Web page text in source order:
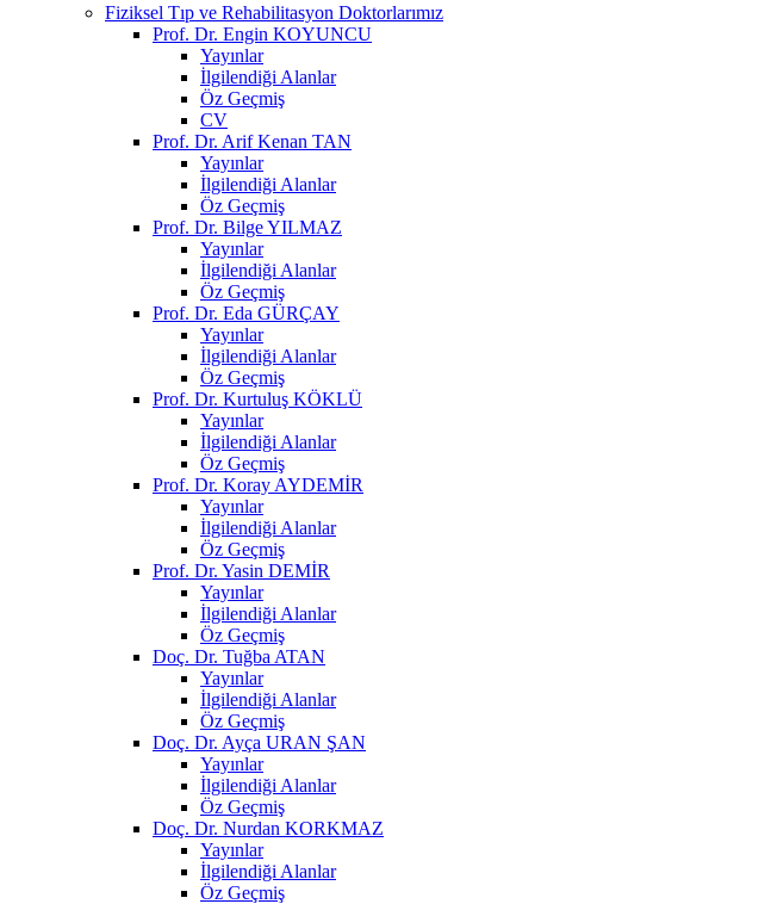
Fiziksel Tıp ve Rehabilitasyon Doktorlarımız
Prof. Dr. Engin KOYUNCU
Yayınlar
İlgilendiği Alanlar
Öz Geçmiş
CV
Prof. Dr. Arif Kenan TAN
Yayınlar
İlgilendiği Alanlar
Öz Geçmiş
Prof. Dr. Bilge YILMAZ
Yayınlar
İlgilendiği Alanlar
Öz Geçmiş
Prof. Dr. Eda GÜRÇAY
Yayınlar
İlgilendiği Alanlar
Öz Geçmiş
Prof. Dr. Kurtuluş KÖKLÜ
Yayınlar
İlgilendiği Alanlar
Öz Geçmiş
Prof. Dr. Koray AYDEMİR
Yayınlar
İlgilendiği Alanlar
Öz Geçmiş
Prof. Dr. Yasin DEMİR
Yayınlar
İlgilendiği Alanlar
Öz Geçmiş
Doç. Dr. Tuğba ATAN
Yayınlar
İlgilendiği Alanlar
Öz Geçmiş
Doç. Dr. Ayça URAN ŞAN
Yayınlar
İlgilendiği Alanlar
Öz Geçmiş
Doç. Dr. Nurdan KORKMAZ
Yayınlar
İlgilendiği Alanlar
Öz Geçmiş